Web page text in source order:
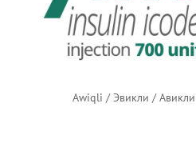
Awiqli / Эвикли /